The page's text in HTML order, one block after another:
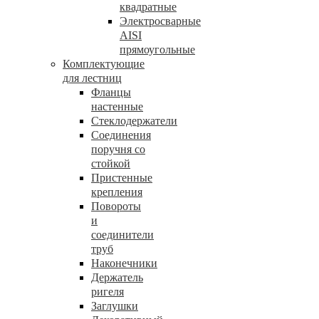
квадратные
Электросварные
AISI
прямоугольные
Комплектующие
для лестниц
Фланцы
настенные
Стеклодержатели
Соединения
поручня со
стойкой
Пристенные
крепления
Повороты
и
соединители
труб
Наконечники
Держатель
ригеля
Заглушки